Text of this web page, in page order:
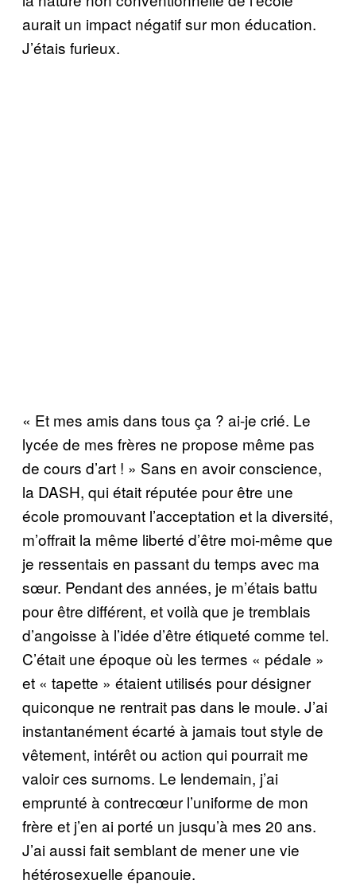
aurait un impact négatif sur mon éducation.
J’étais furieux.
« Et mes amis dans tous ça ? ai-je crié. Le
lycée de mes frères ne propose même pas
de cours d’art ! » Sans en avoir conscience,
la DASH, qui était réputée pour être une
école promouvant l’acceptation et la diversité,
m’offrait la même liberté d’être moi-même que
je ressentais en passant du temps avec ma
sœur. Pendant des années, je m’étais battu
pour être différent, et voilà que je tremblais
d’angoisse à l’idée d’être étiqueté comme tel.
C’était une époque où les termes « pédale »
et « tapette » étaient utilisés pour désigner
quiconque ne rentrait pas dans le moule. J’ai
instantanément écarté à jamais tout style de
vêtement, intérêt ou action qui pourrait me
valoir ces surnoms. Le lendemain, j’ai
emprunté à contrecœur l’uniforme de mon
frère et j’en ai porté un jusqu’à mes 20 ans.
J’ai aussi fait semblant de mener une vie
hétérosexuelle épanouie.